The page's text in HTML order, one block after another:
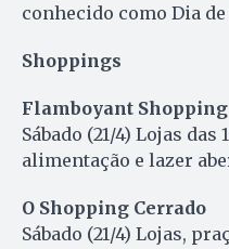
conhecido como Dia
Shoppings
Flamboyant Shopping
Sábado (21/4) Lojas das
alimentação e lazer
O Shopping Cerrado
Sábado (21/4) Lojas,